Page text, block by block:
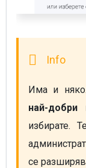
Има и
най-добри
избирате.
се